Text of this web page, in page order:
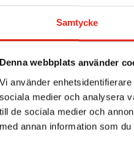
Samtycke
Denna webbplats använder
Vi använder
sociala medier och analysera
till de sociala medier och
med annan information som
Ny design Här på ACM strävar vi